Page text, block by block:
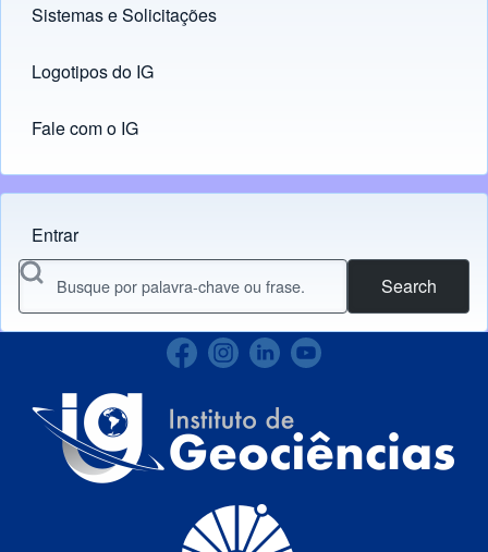
Sistemas e Solicitações
(opens in new tab)
Logotipos do IG
(opens in new tab)
Fale com o IG
Menu do usuário
Entrar
Search